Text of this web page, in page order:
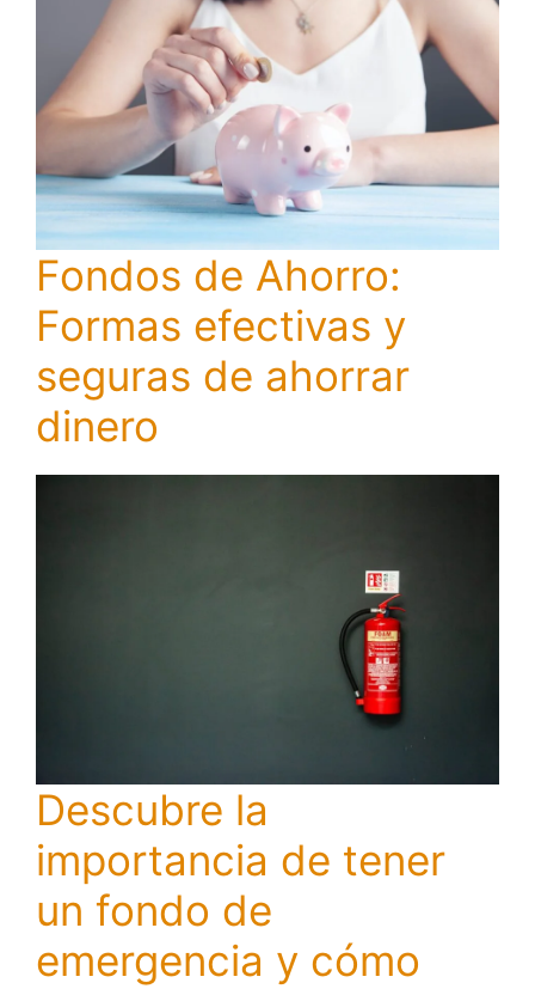
Fondos de Ahorro:
Formas efectivas y
seguras de ahorrar
dinero
Descubre la
importancia de tener
un fondo de
emergencia y cómo